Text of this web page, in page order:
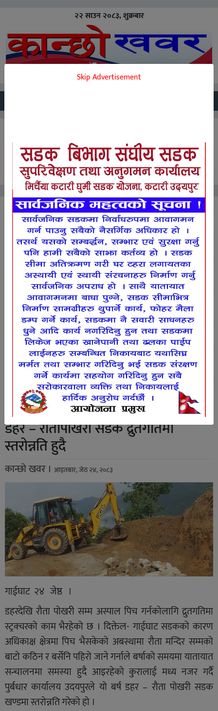
२२ साउन २०८३, शुक्रबार
डहर – रौतापोखरी सडक द्रुतगतिमा
स्तरोन्नति हुदै
कान्छो खवर । आइतबार, जेठ २४, २०८३
गाईघाट २४ जेष्ठ ।
डहरदेखि रौता पोखरी सम्म अस्पाल पिच गर्नकोलागि द्रुतगतिमा
स्ट्रक्चरको काम भैरहेको छ । दिक्तेल- गाईघाट सडकको कारण
अधिकाक्ष क्षेत्रमा पिच भैसकेको अबस्थामा रौता मन्दिर सम्मको
बाटो कठिन र बर्सेनि पहिरो जाने गर्नाले बर्षाको समयमा यातायात
सन्चालनमा समस्या हुदै आइरहेको कुरालाई मध्य नजर गर्दै
पुर्बधार कार्यालय उदयपुरले यो बर्ष डहर – रौता पोखरी सडक
खण्डमा स्तरोन्नति गरेको हो ।